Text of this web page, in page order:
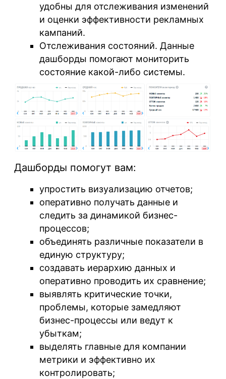
удобны для отслеживания изменений
и оценки эффективности рекламных
кампаний.
Отслеживания состояний. Данные
дашборды помогают мониторить
состояние какой-либо системы.
Дашборды помогут вам:
упростить визуализацию отчетов;
оперативно получать данные и
следить за динамикой бизнес-
процессов;
объединять различные показатели в
единую структуру;
создавать иерархию данных и
оперативно проводить их сравнение;
выявлять критические точки,
проблемы, которые замедляют
бизнес-процессы или ведут к
убыткам;
выделять главные для компании
метрики и эффективно их
контролировать;